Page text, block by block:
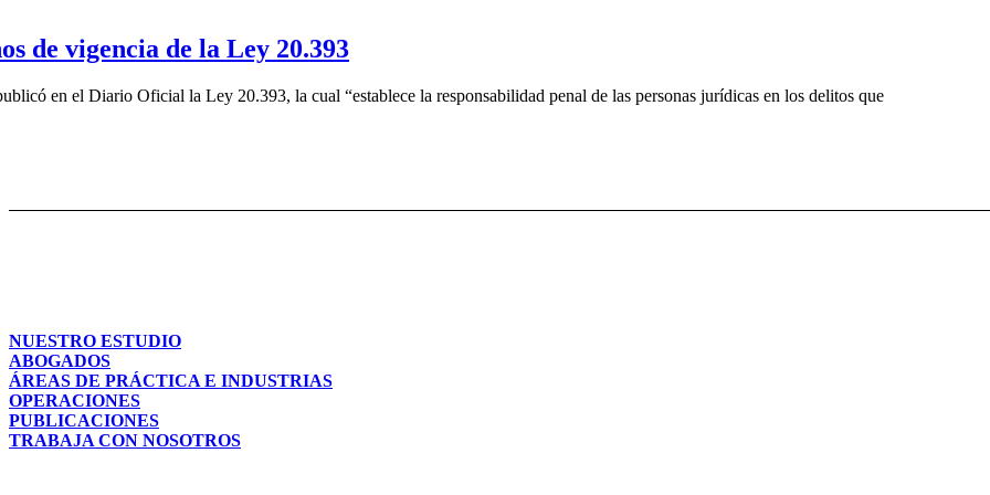
de vigencia de la Ley 20.393
en el Diario Oficial la Ley 20.393, la cual “establece la responsabilidad penal de las personas jurídicas en los delitos que
NUESTRO ESTUDIO
ABOGADOS
ÁREAS DE PRÁCTICA E INDUSTRIAS
OPERACIONES
PUBLICACIONES
TRABAJA CON NOSOTROS